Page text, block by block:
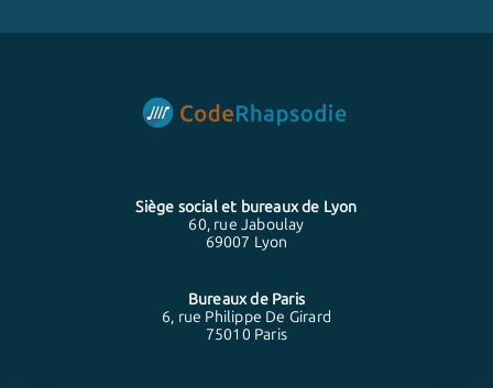
Siège social et bureaux de Lyon
60, rue Jaboulay
69007 Lyon
Bureaux de Paris
6, rue Philippe De Girard
75010 Paris